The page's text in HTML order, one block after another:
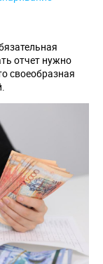
отчет нужно
своеобразная